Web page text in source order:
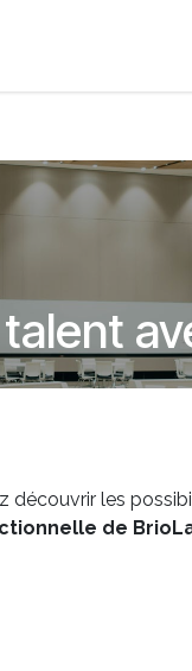
découvrir les
de